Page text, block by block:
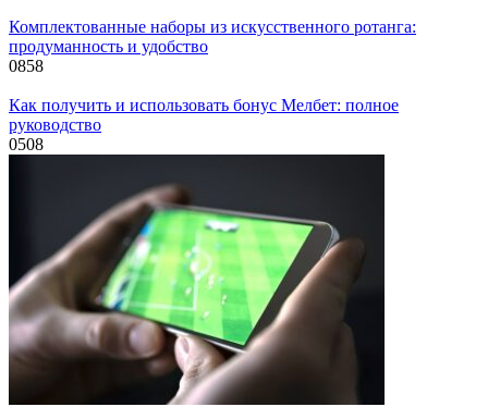
Комплектованные наборы из искусственного ротанга:
продуманность и удобство
0858
Как получить и использовать бонус Мелбет: полное
руководство
0508